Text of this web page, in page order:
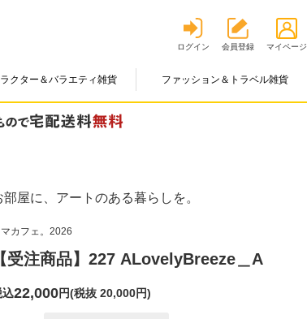
ログイン 会員登録 マイページ
クター＆バラエティ雑貨 ファッション＆トラベル雑貨
部屋に、アートのある暮らしを。
カフェ。2026
【受注商品】227 ALovelyBreeze＿A
込22,000円(税抜 20,000円)